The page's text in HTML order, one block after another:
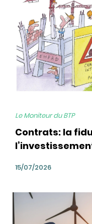
Le Moniteur du BTP
Contrats: la
15/07/2026
bg